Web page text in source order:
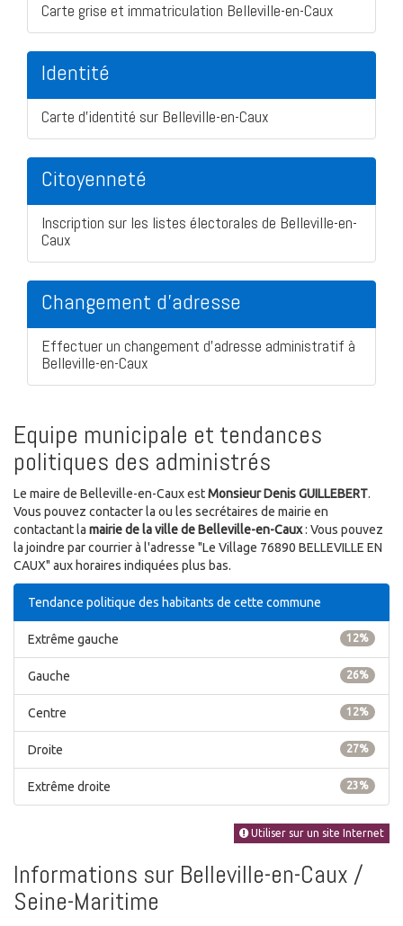
Carte grise et immatriculation Belleville-en-Caux
Identité
Carte d'identité sur Belleville-en-Caux
Citoyenneté
Inscription sur les listes électorales de Belleville-en-
Caux
Changement d'adresse
Effectuer un changement d'adresse administratif à
Belleville-en-Caux
Equipe municipale et tendances
politiques des administrés
Le maire de Belleville-en-Caux estMonsieur Denis GUILLEBERT.
Vous pouvez contacter la ou les secrétaires de mairie en
contactant la mairie de la ville de Belleville-en-Caux: Vous pouvez
la joindre par courrier à l'adresse "Le Village 76890 BELLEVILLE EN
CAUX" aux horaires indiquées plus bas.
Tendance politique des habitants de cette commune
12%
Extrême gauche
26%
Gauche
12%
Centre
27%
Droite
23%
Extrême droite
Utiliser sur un site Internet
Informations sur Belleville-en-Caux /
Seine-Maritime